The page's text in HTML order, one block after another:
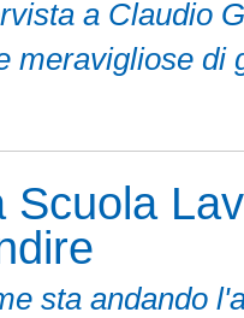
a Claudio
meravigliose di
Scuola
sta andando